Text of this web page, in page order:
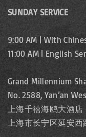
SUNDAY SERVICE
9:00 AM | With
11:00 AM | English
Grand Millennium
No. 2588, Yan’an
上海千禧海鸥大酒店
上海市长宁区延安西